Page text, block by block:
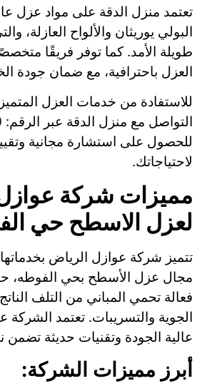
تعتمد منزل الدقة على مواد عزل
البولي يوريثان والألواح العازلة،
طويلة الأمد. كما توفر فريقًا
العزل باحترافية، مع ضمان جودة
للاستفادة من خدمات العزل
للحصول على استشارة مجانية
لاحتياجاتك.
مميزات شركة
لعزل الاسطح حي
تتميز شركة عوازل الرياض
مجال عزل الأسطح بحي الفوطه،
فعالة تحمي المباني من التلف
الجوية والتسريبات. تعتمد الشركة
عالية الجودة وتقنيات حديثة تضمن
أبرز مميزات الشركة: